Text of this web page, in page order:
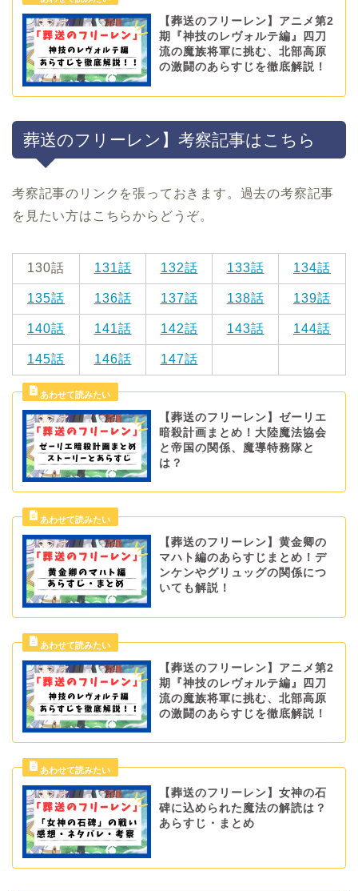
【葬送のフリーレン】アニメ第2
期『神技のレヴォルテ編』四刀
流の魔族将軍に挑む、北部高原
の激闘のあらすじを徹底解説！
葬送のフリーレン】考察記事はこちら
考察記事のリンクを張っておきます。過去の考察記事
を見たい方はこちらからどうぞ。
130話 131話 132話 133話 134話
135話 136話 137話 138話 139話
140話 141話 142話 143話 144話
145話 146話 147話
【葬送のフリーレン】ゼーリエ
暗殺計画まとめ！大陸魔法協会
と帝国の関係、魔導特務隊と
は？
【葬送のフリーレン】黄金卿の
マハト編のあらすじまとめ！デ
ンケンやグリュッグの関係につ
いても解説！
【葬送のフリーレン】アニメ第2
期『神技のレヴォルテ編』四刀
流の魔族将軍に挑む、北部高原
の激闘のあらすじを徹底解説！
【葬送のフリーレン】女神の石
碑に込められた魔法の解読は？
あらすじ・まとめ